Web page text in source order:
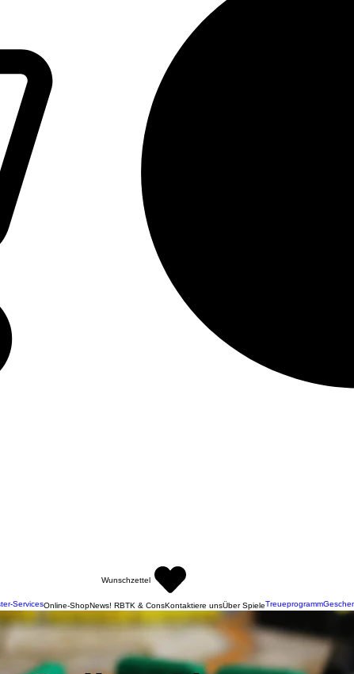
Wunschzettel
ServicesOnline-ShopNews! RBTK & ConsKontaktiere unsÜber SpieleTreueprogramm